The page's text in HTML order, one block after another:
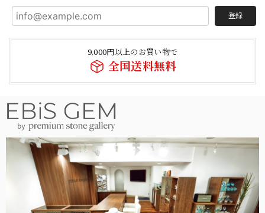
登録
9,000円以上のお買い物で
全国送料無料